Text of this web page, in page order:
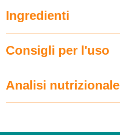
Ingredienti
Consigli per l'uso
Analisi nutrizionale